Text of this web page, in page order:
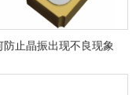
防止晶振出现不良现象